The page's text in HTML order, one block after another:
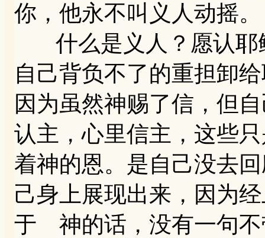
你，他永不叫义人动摇。
什么是义人？愿认耶
自己背负不了的重担卸
因为虽然神赐了信，但
认主，心里信主，这些
着神的恩。是自己没去
己身上展现出来，因为
于 神的话，没有一句不